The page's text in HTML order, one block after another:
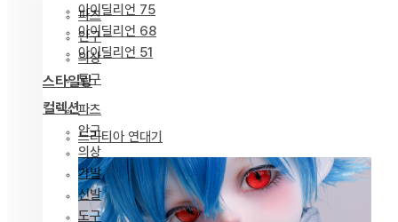
파츠
안구
의상
도구
컬렉션
드리티아 연대기
아이딜리언 75
아이딜리언 68
아이딜리언 51
스타일링
파츠
안구
의상
가발
신발
도구